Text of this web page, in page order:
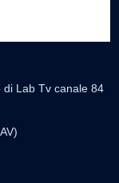
di Lab Tv canale 84